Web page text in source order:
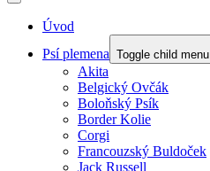
Úvod
Psí plemena Toggle child menu
Akita
Belgický Ovčák
Boloňský Psík
Border Kolie
Corgi
Francouzský Buldoček
Jack Russell